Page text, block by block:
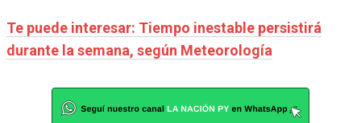
Te puede interesar: Tiempo inestable persistirá
durante la semana, según Meteorología